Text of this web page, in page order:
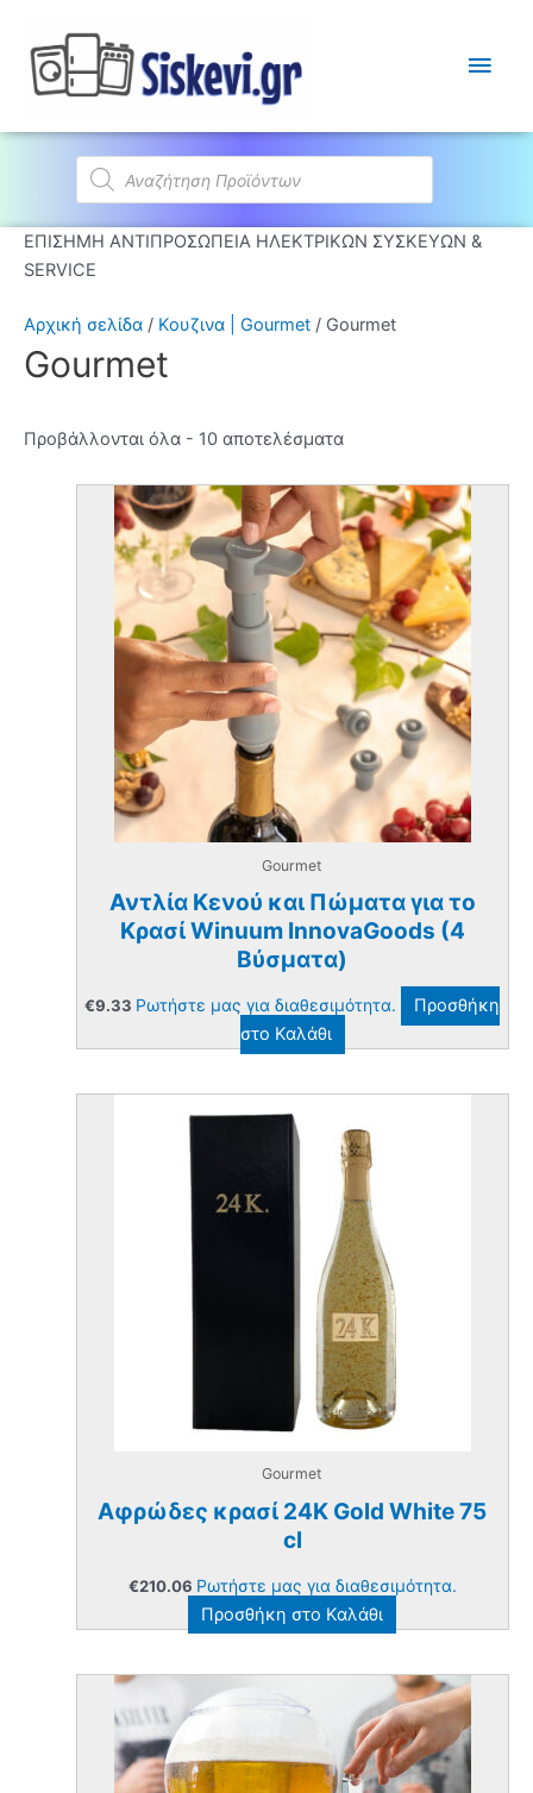
Products
search
Αρχική σελίδα / Κουζινα | Gourmet / Gourmet
Gourmet
Προβάλλονται όλα - 10 αποτελέσματα
Gourmet
Αντλία Kενού και Πώματα για το
Κρασί Winuum InnovaGoods (4
Βύσματα)
€9.33 Ρωτήστε μας για διαθεσιμότητα.
Προσθήκη
στο Καλάθι
Gourmet
Αφρώδες κρασί 24K Gold White 75
cl
€210.06 Ρωτήστε μας για διαθεσιμότητα.
Προσθήκη στο Καλάθι
ΕΠΙΣΗΜΗ ΑΝΤΙΠΡΟΣΩΠΕΙΑ ΗΛΕΚΤΡΙΚΩΝ ΣΥΣΚΕΥΩΝ &
SERVICE